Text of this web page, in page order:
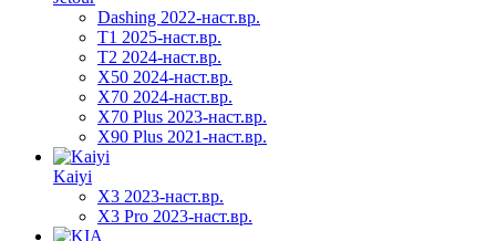
Dashing 2022-наст.вр.
T1 2025-наст.вр.
T2 2024-наст.вр.
X50 2024-наст.вр.
X70 2024-наст.вр.
X70 Plus 2023-наст.вр.
X90 Plus 2021-наст.вр.
Kaiyi
X3 2023-наст.вр.
X3 Pro 2023-наст.вр.